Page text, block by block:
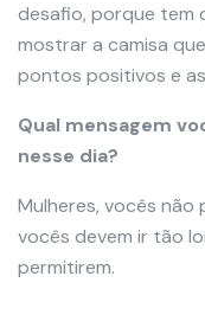
desafio, porque tem
mostrar a camisa
pontos positivos e
Qual mensagem
nesse dia?
Mulheres, vocês não
vocês devem ir tão
permitirem.